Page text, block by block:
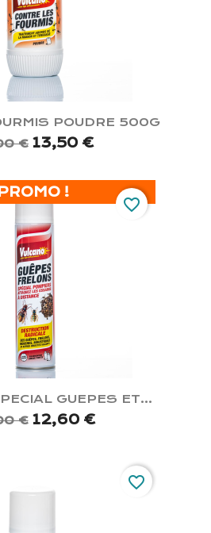
POUDRE 500G
€ 13,50 €
GUEPES ET...
€ 12,60 €
PROMO !
favorite_border
favorite_border